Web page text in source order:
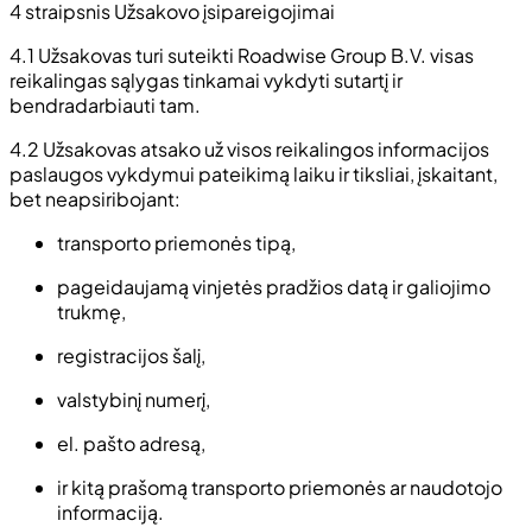
4 straipsnis Užsakovo įsipareigojimai
4.1 Užsakovas turi suteikti Roadwise Group B.V. visas
reikalingas sąlygas tinkamai vykdyti sutartį ir
bendradarbiauti tam.
4.2 Užsakovas atsako už visos reikalingos informacijos
paslaugos vykdymui pateikimą laiku ir tiksliai, įskaitant,
bet neapsiribojant:
transporto priemonės tipą,
pageidaujamą vinjetės pradžios datą ir galiojimo
trukmę,
registracijos šalį,
valstybinį numerį,
el. pašto adresą,
ir kitą prašomą transporto priemonės ar naudotojo
informaciją.